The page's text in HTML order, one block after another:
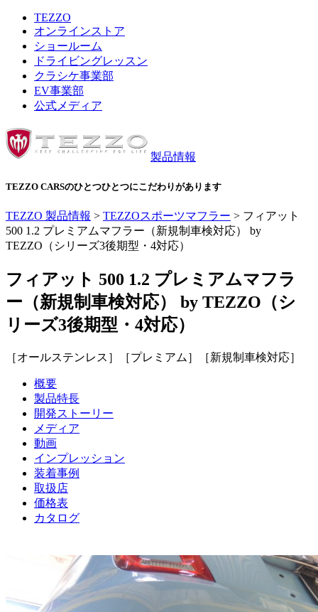
TEZZO
オンラインストア
ショールーム
ドライビングレッスン
クラシケ事業部
EV事業部
公式メディア
製品情報
TEZZO CARSのひとつひとつにこだわりがあります
TEZZO 製品情報 > TEZZOスポーツマフラー > フィアット
500 1.2 プレミアムマフラー（新規制車検対応） by
TEZZO（シリーズ3後期型・4対応）
フィアット 500 1.2 プレミアムマフラ
ー（新規制車検対応） by TEZZO（シ
リーズ3後期型・4対応）
［オールステンレス］［プレミアム］［新規制車検対応］
概要
製品特長
開発ストーリー
メディア
動画
インプレッション
装着事例
取扱店
価格表
カタログ